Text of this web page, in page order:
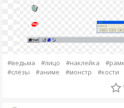
#ведьма #лицо #наклейка
#слёзы
#аниме #монстр #кости